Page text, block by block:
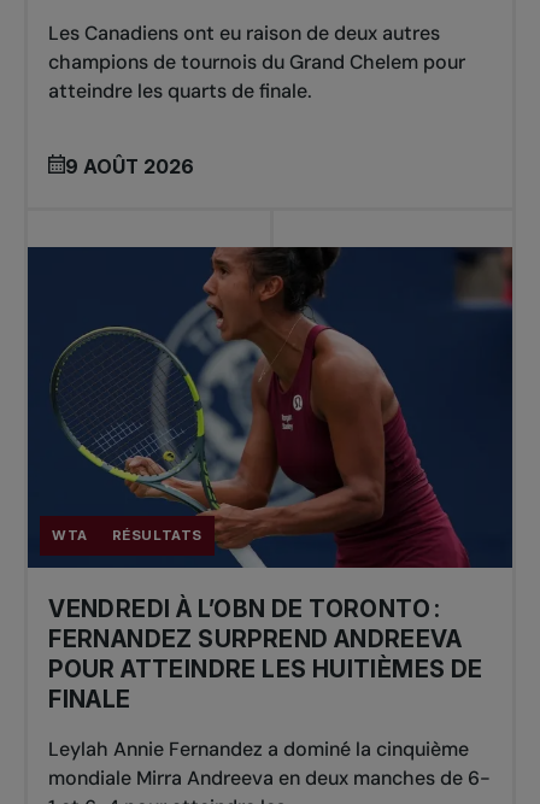
Les Canadiens ont eu raison de deux autres
champions de tournois du Grand Chelem pour
atteindre les quarts de finale.
9 AOÛT 2026
WTA RÉSULTATS
VENDREDI À L’OBN DE TORONTO :
FERNANDEZ SURPREND ANDREEVA
POUR ATTEINDRE LES HUITIÈMES DE
FINALE
Leylah Annie Fernandez a dominé la cinquième
mondiale Mirra Andreeva en deux manches de 6-